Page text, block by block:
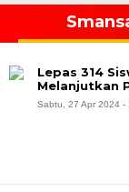
Lepas 314
Melanjutkan
Sabtu, 27 Apr 2024 -